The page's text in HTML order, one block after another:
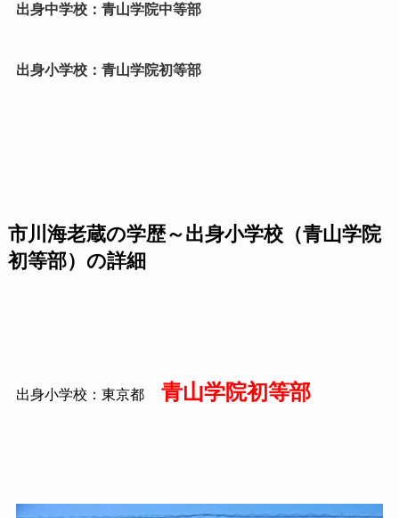
出身中学校：青山学院中等部
出身小学校：青山学院初等部
市川海老蔵の学歴～出身小学校（青山学院
初等部）の詳細
出身小学校：東京都 青山学院初等部